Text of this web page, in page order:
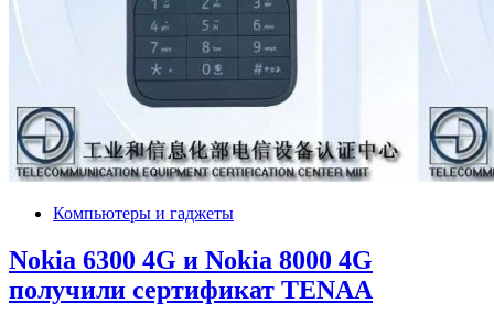
Компьютеры и гаджеты
Nokia 6300 4G и Nokia 8000 4G
получили сертификат TENAA